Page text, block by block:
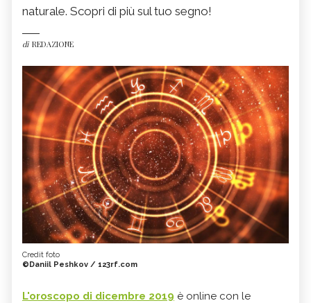
naturale. Scopri di più sul tuo segno!
di REDAZIONE
Credit foto
©Daniil Peshkov / 123rf.com
L'oroscopo di dicembre 2019 è online con le